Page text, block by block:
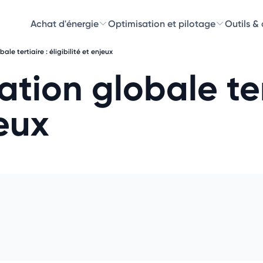
Achat d'énergie Optimisation et pilotage Outils &
tertiaire : éligibilité et enjeux
globaleChoisissez les